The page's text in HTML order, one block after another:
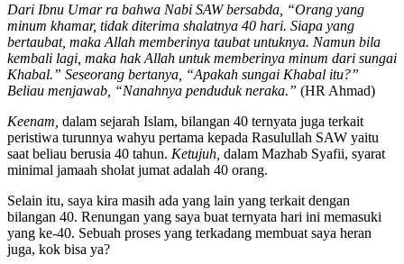
Dari Ibnu Umar ra bahwa Nabi SAW bersabda, “Orang yang
minum khamar, tidak diterima shalatnya 40 hari. Siapa yang
bertaubat, maka Allah memberinya taubat untuknya. Namun bila
kembali lagi, maka hak Allah untuk memberinya minum dari sungai
Khabal.” Seseorang bertanya, “Apakah sungai Khabal itu?”
Beliau menjawab, “Nanahnya penduduk neraka.” (HR Ahmad)
Keenam, dalam sejarah Islam, bilangan 40 ternyata juga terkait
peristiwa turunnya wahyu pertama kepada Rasulullah SAW yaitu
saat beliau berusia 40 tahun. Ketujuh, dalam Mazhab Syafii, syarat
minimal jamaah sholat jumat adalah 40 orang.
Selain itu, saya kira masih ada yang lain yang terkait dengan
bilangan 40. Renungan yang saya buat ternyata hari ini memasuki
yang ke-40. Sebuah proses yang terkadang membuat saya heran
juga, kok bisa ya?